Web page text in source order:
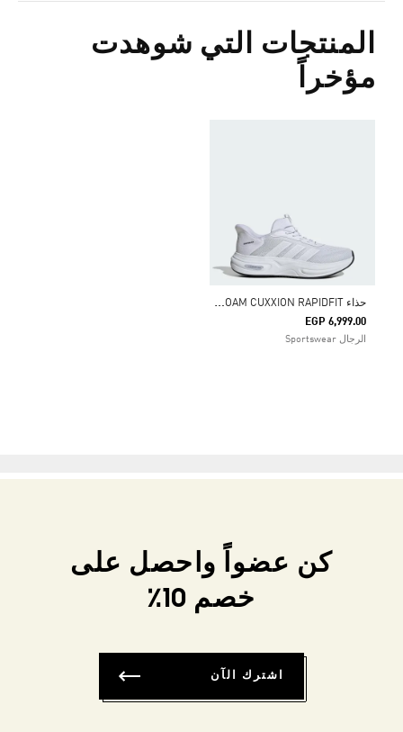
المنتجات التي شوهدت
مؤخراً
ح
ذاء CLOUDFOAM CUXXION RAPIDFIT
EGP 6,999.00
الرجال Sportswear
كن عضواً واحصل على
خصم 10٪
اشترك الآن